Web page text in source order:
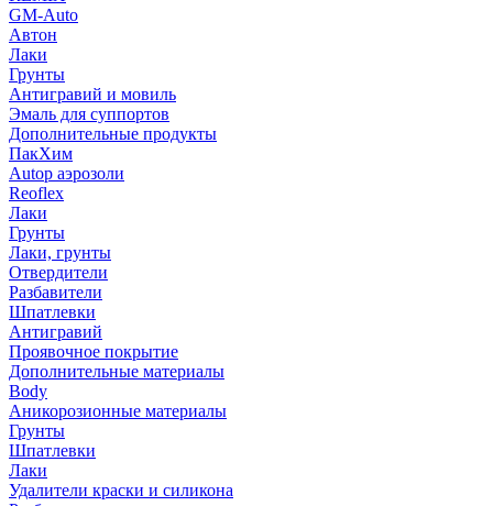
GM-Auto
Автон
Лаки
Грунты
Антигравий и мовиль
Эмаль для суппортов
Дополнительные продукты
ПакХим
Autop аэрозоли
Reoflex
Лаки
Грунты
Лаки, грунты
Отвердители
Разбавители
Шпатлевки
Антигравий
Проявочное покрытие
Дополнительные материалы
Body
Аникорозионные материалы
Грунты
Шпатлевки
Лаки
Удалители краски и силикона